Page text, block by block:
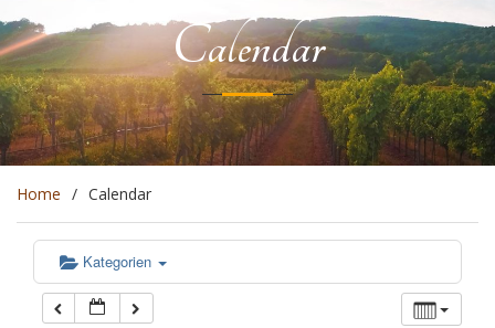
Calendar
Home Calendar
Kategorien